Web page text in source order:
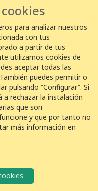
Rivero
para analizar nuestros
con tus
a partir de tus
utilizamos cookies de
aceptar todas las
puedes permitir o
pulsando “Configurar”. Si
a rechazar la instalación
que son
y que por tanto no
más información en